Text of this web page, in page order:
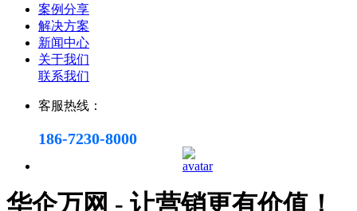
案例分享
解决方案
新闻中心
关于我们
联系我们
客服热线：
186-7230-8000
华企万网 - 让营销更有价值！